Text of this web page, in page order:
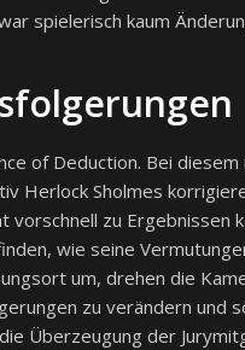
spielerisch kaum
of Deduction. Bei
Herlock Sholmes
zu Ergebnissen
wie seine
um, drehen die
zu verändern und
Überzeugung der